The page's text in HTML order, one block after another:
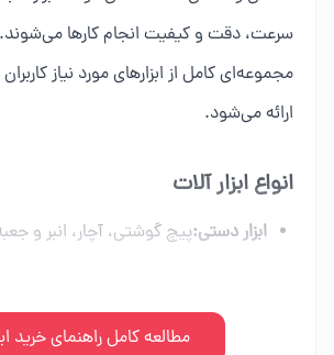
سرعت، دقت و کیفیت انجام کارها
مجموعه‌ای کامل از ابزارهای مورد نیاز
ارائه می‌شود.
انواع ابزار آلات
ابزار دستی:پیچ گوشتی، آچار، انبر و
کمپرسور، میخکوب و تجهیزات
مطالعه کامل راهنمای خرید